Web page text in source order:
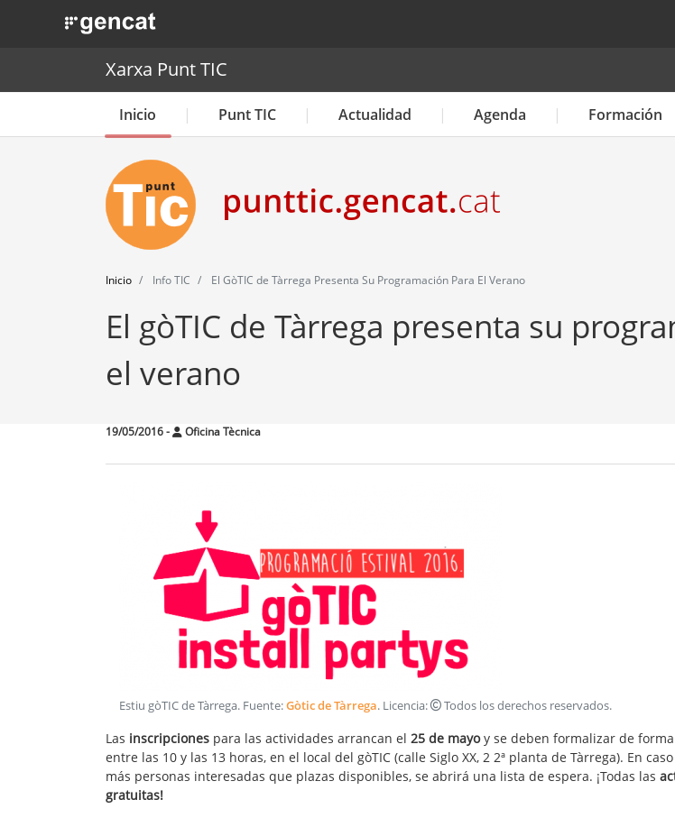
. Obre en una nova finestra.
Xarxa Punt TIC
Inicio Punt TIC Actualidad Agenda Formación
Inicio Info TIC El GòTIC de Tàrrega Presenta Su Programación Para El Verano
El gòTIC de Tàrrega presenta su
el verano
19/05/2016- Oficina Tècnica
Estiu gòTIC de Tàrrega. Fuente:Gòtic de Tàrrega. Licencia: Todos los derechos reservados.
Las inscripciones para las actividades arrancan el 25 de mayoy se deben formalizar de
entre las 10 y las 13 horas, en el local del gòTIC (calle Siglo XX, 2 2ª planta de Tàrrega). En
más personas interesadas que plazas disponibles, se abrirá una lista de espera. ¡Todas las
gratuitas!